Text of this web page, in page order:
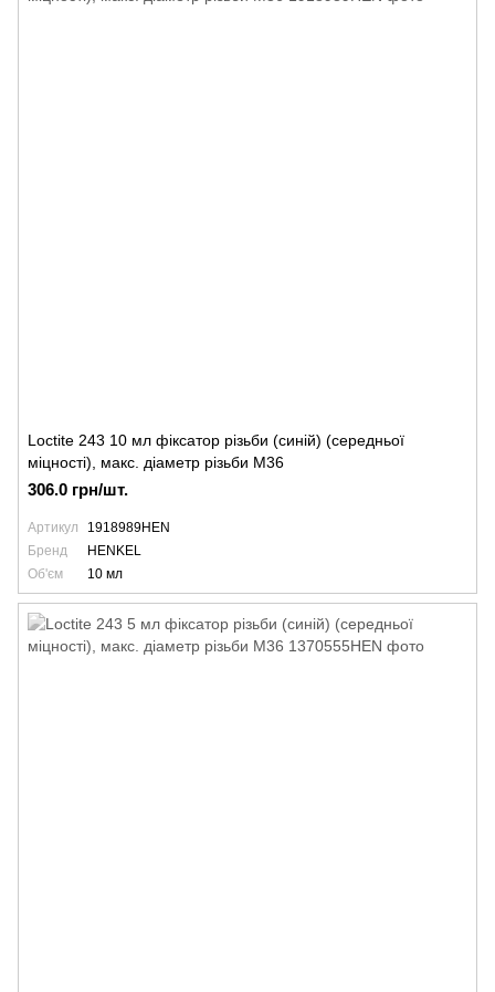
Loctite 243 10 мл фіксатор різьби (синій) (середньої
міцності), макс. діаметр різьби М36
306.0 грн/шт.
Артикул
1918989HEN
Бренд
HENKEL
Об'єм
10 мл